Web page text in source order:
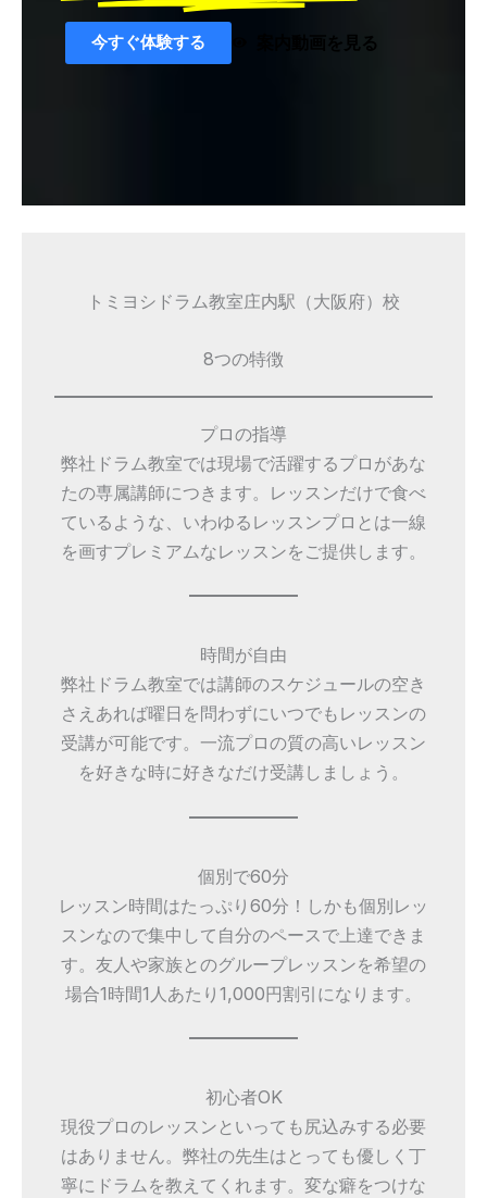
今すぐ体験する 案内動画を見る
トミヨシドラム教室庄内駅（大阪府）校
8つの特徴
プロの指導
弊社ドラム教室では現場で活躍するプロがあな
たの専属講師につきます。レッスンだけで食べ
ているような、いわゆるレッスンプロとは一線
を画すプレミアムなレッスンをご提供します。
時間が自由
弊社ドラム教室では講師のスケジュールの空き
さえあれば曜日を問わずにいつでもレッスンの
受講が可能です。一流プロの質の高いレッスン
を好きな時に好きなだけ受講しましょう。
個別で60分
レッスン時間はたっぷり60分！しかも個別レッ
スンなので集中して自分のペースで上達できま
す。友人や家族とのグループレッスンを希望の
場合1時間1人あたり1,000円割引になります。
初心者OK
現役プロのレッスンといっても尻込みする必要
はありません。弊社の先生はとっても優しく丁
寧にドラムを教えてくれます。変な癖をつけな